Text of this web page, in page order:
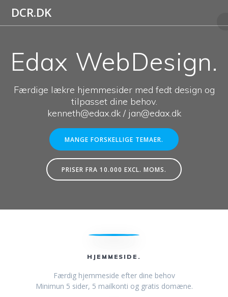
content
DCR.DK
Edax WebDesign.
Færdige lækre hjemmesider med fedt design og
tilpasset dine behov.
kenneth@edax.dk / jan@edax.dk
MANGE FORSKELLIGE TEMAER.
PRISER FRA 10.000 EXCL. MOMS.
HJEMMESIDE.
Færdig hjemmeside efter dine behov
Minimun 5 sider, 5 mailkonti og gratis domæne.